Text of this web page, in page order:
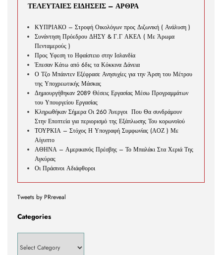
ΤΕΛΕΥΤΑΙΕΣ ΕΙΔΗΣΕΙΣ – ΑΡΘΡΑ
ΚΥΠΡΙΑΚΟ – Στροφή Οικολόγων προς Διζωνική ( Ανάλυση )
Συνάντηση Πρόεδρου ΔΗΣΥ & Γ.Γ ΑΚΕΛ ( Με Άρωμα
Πενταμερούς )
Προς Υφεση το Ηφαίστειο στην Ισλανδία
Έπεσαν Κάτω από 6δις τα Κόκκινα Δάνεια
Ο Τζο Μπάιντεν Εξέφρασε Ανησυχίες για την Άρση του Μέτρου
της Υποχρεωτικής Μάσκας
Δημιουργήθηκαν 2089 Θέσεις Εργασίας Μέσω Προγραμμάτων
του Υπουργείου Εργασίας
Κληρωθήκαν Σήμερα Οι 260 Άνεργοι Που Θα συνδράμουν
Στην Εποπτεία για περιορισμό της Εξάπλωσης Του κορωνοϊού
ΤΟΥΡΚΙΑ – Στόχος Η Υπογραφή Συμφωνίας (ΑΟΖ ) Με
Αίγυπτο
ΑΘΗΝΑ – Αμερικανός Πρέσβης – Το Μπαλάκι Στα Χεριά Της
Αγκύρας
Οι Πράσινοι Αδιάφθοροι
Tweets by PRreveal
Categories